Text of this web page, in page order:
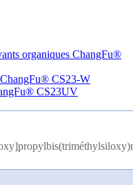
organiques ChangFu®
CS23-W
CS23UV